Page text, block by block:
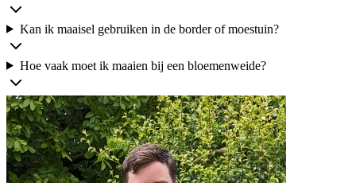
Kan ik maaisel gebruiken in de border of moestuin?
Hoe vaak moet ik maaien bij een bloemenweide?